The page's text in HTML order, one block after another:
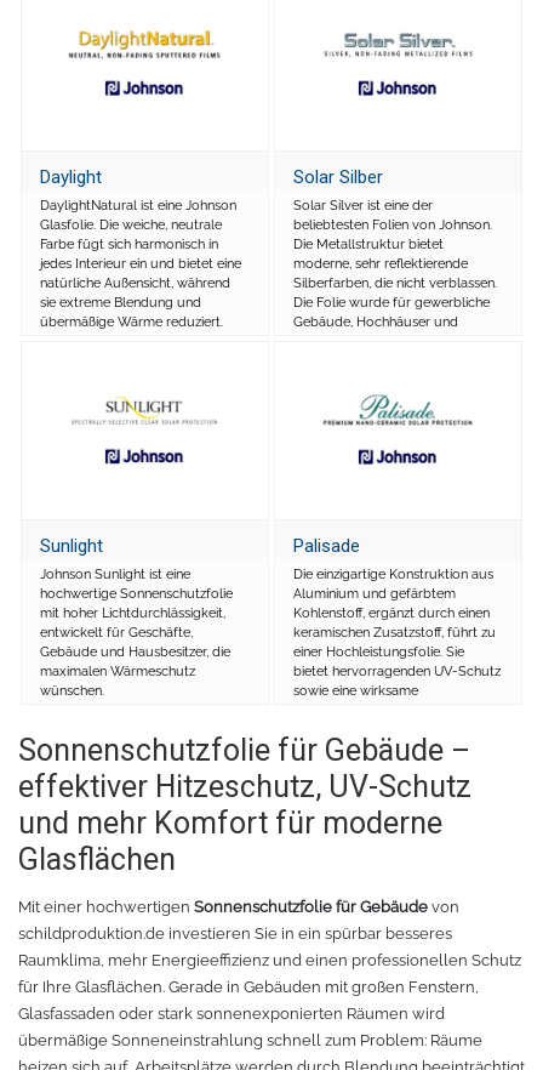
Oralite 5600E
Oralite 5700
Oracal 6510
Oracal 8300
Oracal 8870
Oralux 9300
Oramask
Oraguard Laminierfolie
Glasdekorationsfolie
Antigraffiti-Folie
Verschiedene Spezialfolien
Schneideplotter
Transferpressen
Schneidleisten
Messer
Pinzette
Schere
Lineale
Lineal Zubehör
Schneidematten
Montagewerkzeug
Schaber
Sols
Stormtech
James & Nicholson
Daylight
DaylightNatural ist eine Johnson
Glasfolie. Die weiche, neutrale
Farbe fügt sich harmonisch in
jedes Interieur ein und bietet eine
natürliche Außensicht, während
sie extreme Blendung und
übermäßige Wärme reduziert.
Solar Silber
Solar Silver ist eine der
beliebtesten Folien von Johnson.
Die Metallstruktur bietet
moderne, sehr reflektierende
Silberfarben, die nicht verblassen.
Die Folie wurde für gewerbliche
Gebäude, Hochhäuser und
Sunlight
Johnson Sunlight ist eine
hochwertige Sonnenschutzfolie
mit hoher Lichtdurchlässigkeit,
entwickelt für Geschäfte,
Gebäude und Hausbesitzer, die
maximalen Wärmeschutz
wünschen.
Palisade
Die einzigartige Konstruktion aus
Aluminium und gefärbtem
Kohlenstoff, ergänzt durch einen
keramischen Zusatzstoff, führt zu
einer Hochleistungsfolie. Sie
bietet hervorragenden UV-Schutz
sowie eine wirksame
Sonnenschutzfolie für Gebäude –
effektiver Hitzeschutz, UV-Schutz
und mehr Komfort für moderne
Glasflächen
Mit einer hochwertigen Sonnenschutzfolie für Gebäude von
schildproduktion.de investieren Sie in ein spürbar besseres
Raumklima, mehr Energieeffizienz und einen professionellen Schutz
für Ihre Glasflächen. Gerade in Gebäuden mit großen Fenstern,
Glasfassaden oder stark sonnenexponierten Räumen wird
übermäßige Sonneneinstrahlung schnell zum Problem: Räume